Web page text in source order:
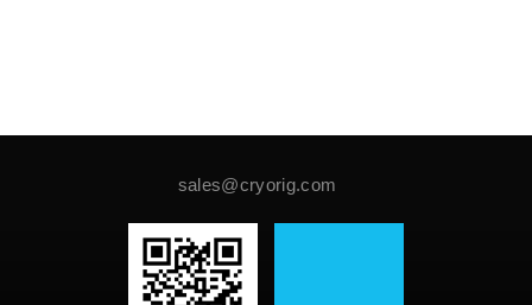
sales@cryorig.com